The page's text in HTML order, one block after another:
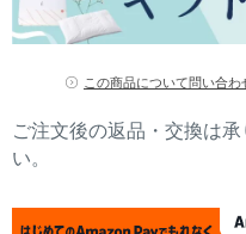
この商品について問い合わ
ご注文後の返品・交換は
い。